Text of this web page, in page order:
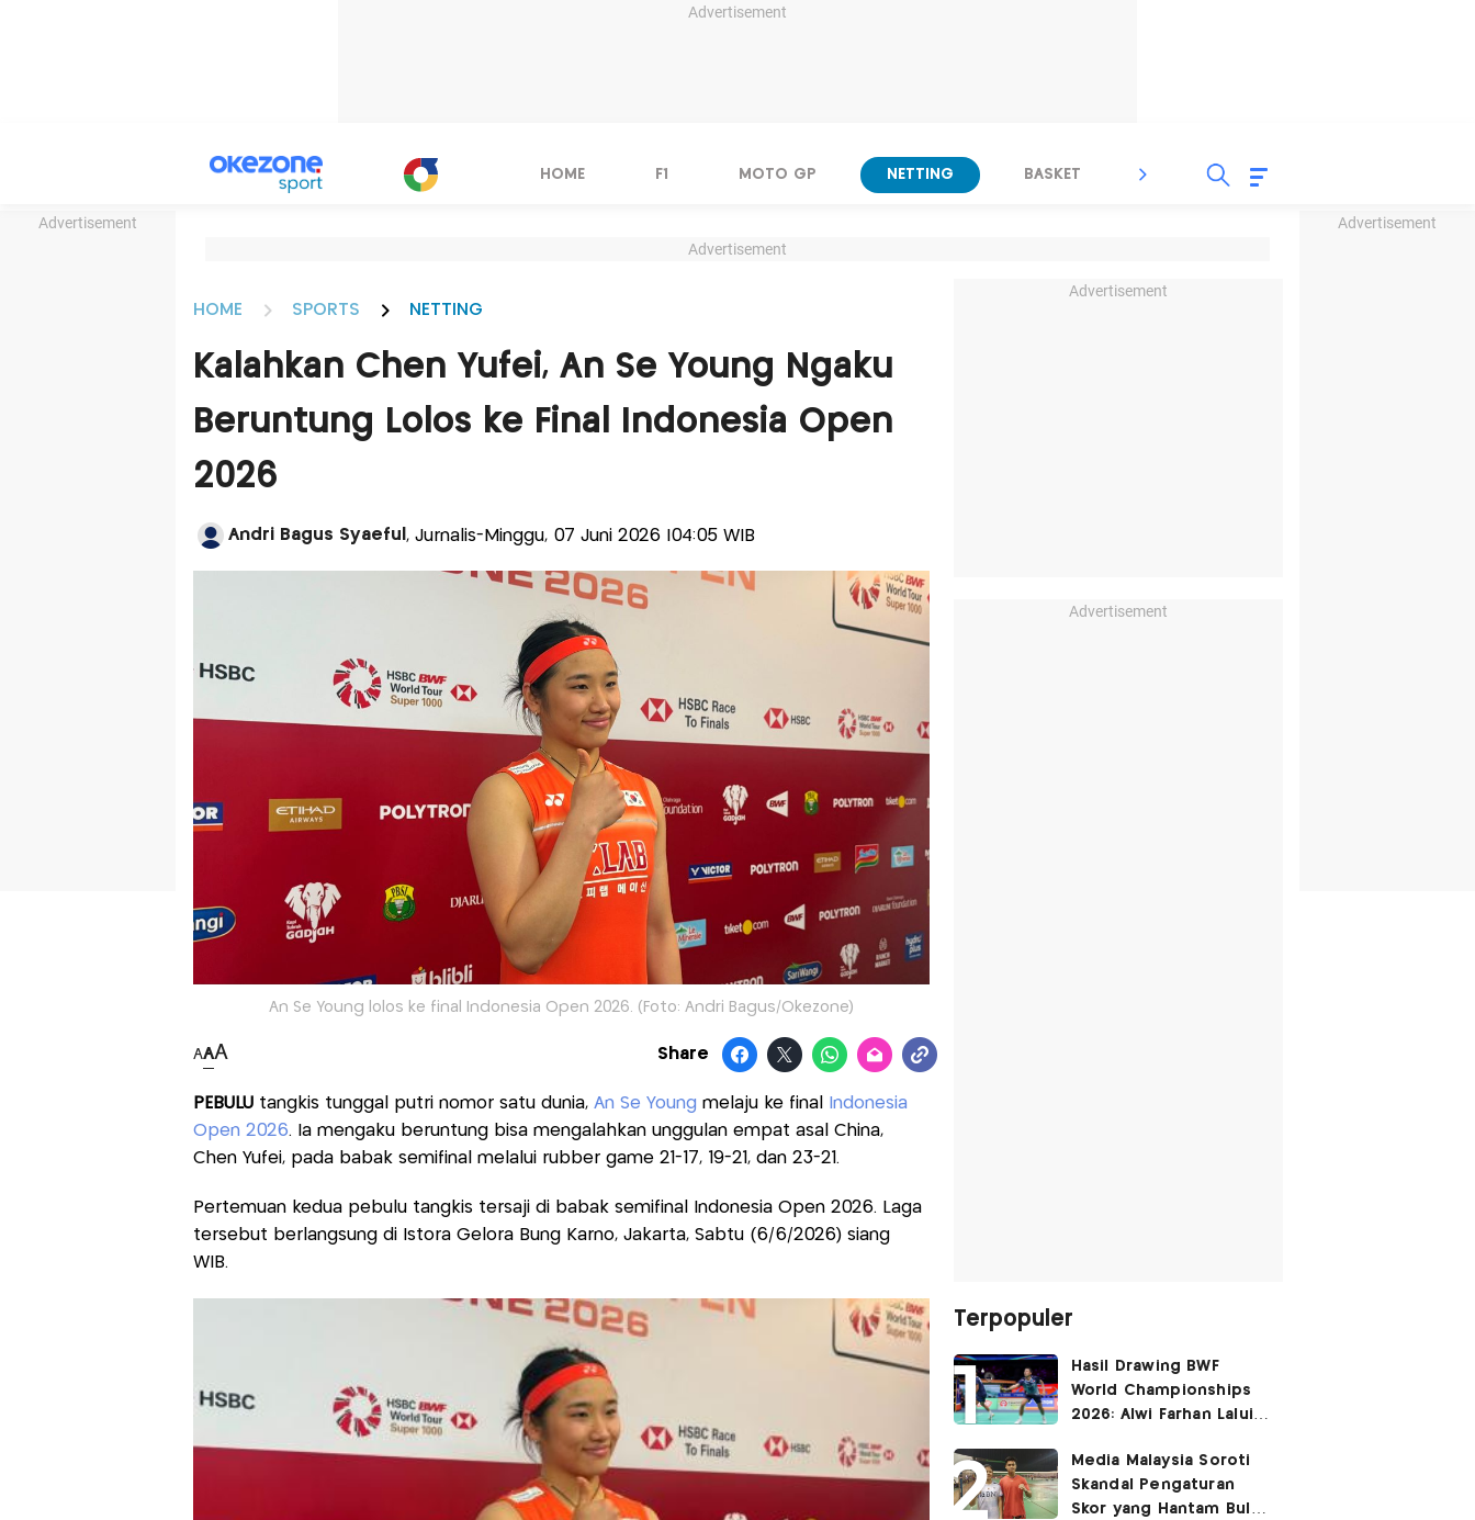
Advertisement
Advertisement Advertisement
HOME F1 MOTO GP NETTING BASKET SPORT LAIN
Advertisement
HOME SPORTS NETTING
Kalahkan Chen Yufei, An Se Young Ngaku
Beruntung Lolos ke Final Indonesia Open
2026
Andri Bagus Syaeful , Jurnalis-Minggu, 07 Juni 2026 |04:05 WIB
An Se Young lolos ke final Indonesia Open 2026. (Foto: Andri Bagus/Okezone)
AAA Share
PEBULUtangkis tunggal putri nomor satu dunia,An Se Young melaju ke final
Indonesia
Open 2026. Ia mengaku beruntung bisa mengalahkan unggulan empat asal China,
Chen Yufei, pada babak semifinal melalui rubber game 21-17, 19-21, dan 23-21.
Pertemuan kedua pebulu tangkis tersaji di babak semifinal Indonesia Open 2026. Laga
tersebut berlangsung di Istora Gelora Bung Karno, Jakarta, Sabtu (6/6/2026) siang
WIB.
Advertisement
Advertisement
Terpopuler
Hasil Drawing BWF
World Championships
2026: Alwi Farhan Lalui
Dapat Bye
Media Malaysia Soroti
Skandal Pengaturan
Skor yang Hantam Bulu